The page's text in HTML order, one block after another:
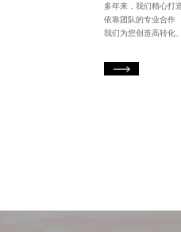
多年来，我们精心打
依靠团队的专业合作
我们为您创造高转化